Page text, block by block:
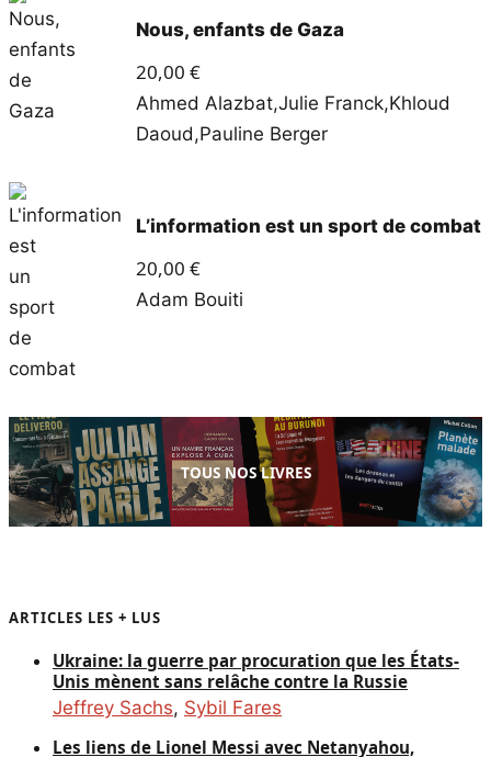
Nous, enfants de Gaza
20,00 €
Ahmed Alazbat,Julie Franck,Khloud
Daoud,Pauline Berger
L’information est un sport de combat
20,00 €
Adam Bouiti
TOUS NOS LIVRES
ARTICLES LES + LUS
Ukraine: la guerre par procuration que les États-
Unis mènent sans relâche contre la Russie
Jeffrey Sachs, Sybil Fares
Les liens de Lionel Messi avec Netanyahou,